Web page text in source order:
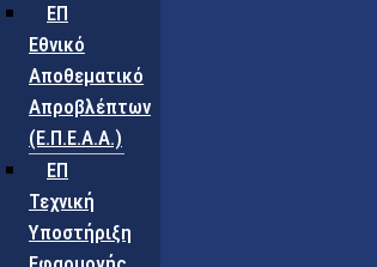
ΕΠ
Εθνικό
Αποθεματικό
Απροβλέπτων
(Ε.Π.Ε.Α.Α.)
ΕΠ
Τεχνική
Υποστήριξη